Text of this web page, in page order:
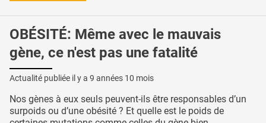
OBÉSITÉ: Même avec le mauvais
gène, ce n'est pas une fatalité
Actualité publiée il y a 9 années 10 mois
Nos gènes à eux seuls peuvent-ils être responsables d’un
surpoids ou d’une obésité ? Et quelle est le poids de